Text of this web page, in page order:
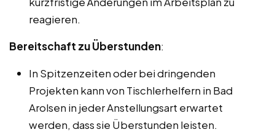
reagieren.
Bereitschaft zu Überstunden:
In Spitzenzeiten oder bei dringenden
Projekten kann von Tischlerhelfern in Bad
Arolsen in jeder Anstellungsart erwartet
werden, dass sie Überstunden leisten.